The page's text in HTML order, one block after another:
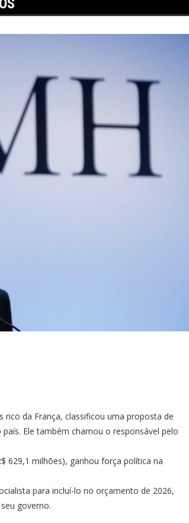
da França, classificou uma proposta de
Ele também chamou o responsável pelo
629,1 milhões), ganhou força política na
para incluí-lo no orçamento de 2026,
governo.